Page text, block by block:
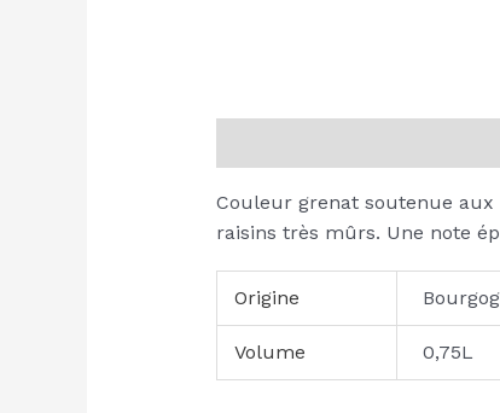
Couleur grenat soutenue
raisins très mûrs. Une note
Origine
Volume 0,75L